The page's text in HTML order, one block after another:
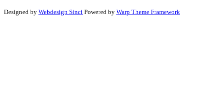
Designed by Webdesign Sinci Powered by Warp Theme Framework